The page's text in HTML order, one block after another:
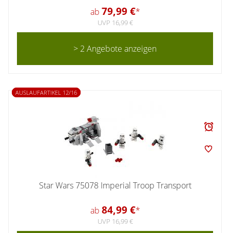
ab 79,99 €*
UVP 16,99 €
> 2 Angebote anzeigen
AUSLAUFARTIKEL 12/16
Star Wars 75078 Imperial Troop Transport
ab 84,99 €*
UVP 16,99 €